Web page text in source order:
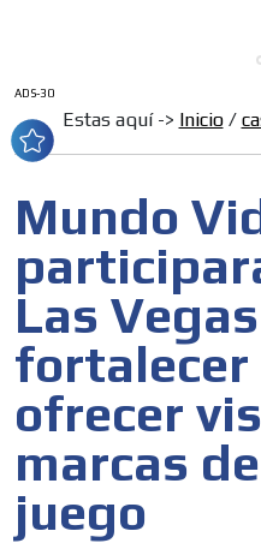
ADS-30
Estas aquí -> Inicio/
Mundo
Las
fortalecer
ofrecer
marcas
juego